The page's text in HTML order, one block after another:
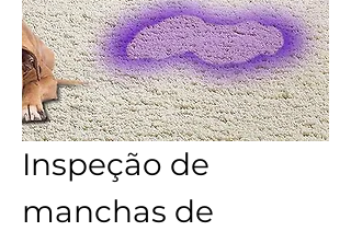
Inspeção de
manchas de